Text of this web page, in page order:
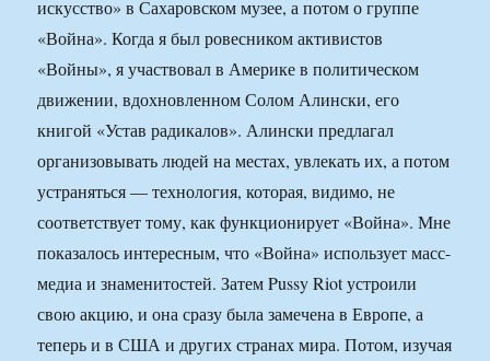
искусство» в Сахаровском музее, а потом о группе
«Война». Когда я был ровесником активистов
«Войны», я участвовал в Америке в политическом
движении, вдохновленном Солом Алински, его
книгой «Устав радикалов». Алински предлагал
организовывать людей на местах, увлекать их, а потом
устраняться — технология, которая, видимо, не
соответствует тому, как функционирует «Война». Мне
показалось интересным, что «Война» использует масс-
медиа и знаменитостей. Затем Pussy Riot устроили
свою акцию, и она сразу была замечена в Европе, а
теперь и в США и других странах мира. Потом, изучая